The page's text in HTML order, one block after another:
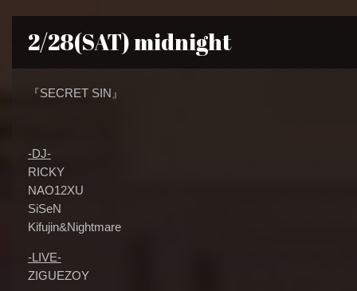
2/28(SAT) midnight
『SECRET SIN』
-DJ-
RICKY
NAO12XU
SiSeN
Kifujin&Nightmare
-LIVE-
ZIGUEZOY